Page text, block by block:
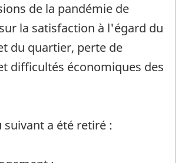
de la pandémie de
la satisfaction à l'égard du
du quartier, perte de
difficultés économiques des
suivant a été retiré :